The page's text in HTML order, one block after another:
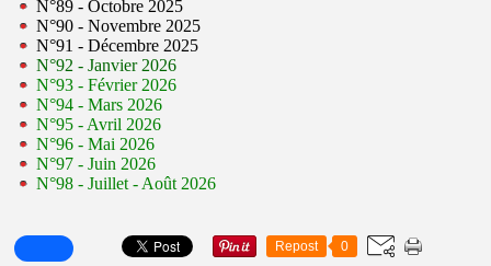
N°89 - Octobre 2025
N°90 - Novembre 2025
N°91 - Décembre 2025
N°92 - Janvier 2026
N°93 - Février 2026
N°94 - Mars 2026
N°95 - Avril 2026
N°96 - Mai 2026
N°97 - Juin 2026
N°98 - Juillet - Août 2026
Repost 0